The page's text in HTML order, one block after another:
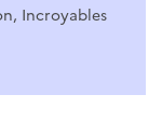
Incroyables